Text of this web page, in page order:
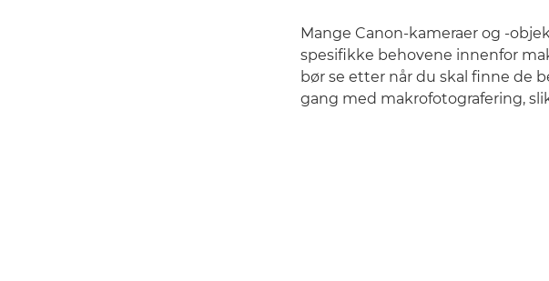
Mange Canon-kameraer og -
spesifikke behovene innenfor
bør se etter når du skal finne de
gang med makrofotografering,